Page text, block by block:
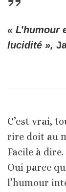
« L’humour
lucidité »,
C’est vrai,
rire doit au
Facile à dire.
Oui parce
l’humour